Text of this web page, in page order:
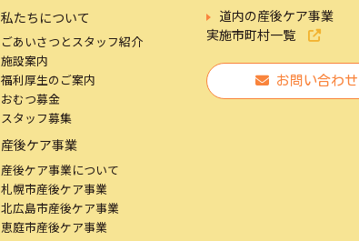
私たちについて
ごあいさつとスタッフ紹介
施設案内
福利厚生のご案内
おむつ募金
スタッフ募集
産後ケア事業
産後ケア事業について
札幌市産後ケア事業
北広島市産後ケア事業
恵庭市産後ケア事業
道内の産後ケア事業
実施市町村一覧
お問い合わせ